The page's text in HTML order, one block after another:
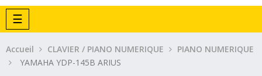
Basculer
la
navigation
☰
Accueil CLAVIER / PIANO NUMERIQUE
PIANO NUMERIQUE
YAMAHA YDP-145B ARIUS